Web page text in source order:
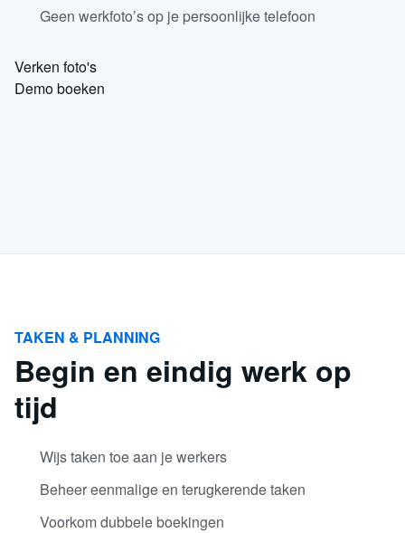
Geen werkfoto’s op je persoonlijke telefoon
Verken foto's
Demo boeken
TAKEN & PLANNING
Begin en eindig werk op
tijd
Wijs taken toe aan je werkers
Beheer eenmalige en terugkerende taken
Voorkom dubbele boekingen